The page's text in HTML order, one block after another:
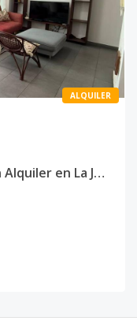
ALQUILER
🏡 Apartamento Amueblado en Alquiler en La Julia